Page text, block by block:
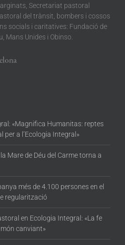
Secretariat pastoral
del trànsit, bombers i cossos
socials i caritatives: Fundació de
Mans Unides i Obinso.
«Magnifica Humanitas: reptes
per a l’Ecologia Integral»
Mare de Déu del Carme torna a
més de 4.100 persones en el
regularització
en Ecologia Integral: «La fe
món canviant»